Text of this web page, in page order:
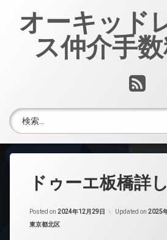
オーキッド
ス仲介手
RSS
検索:
ドゥーエ板橋詳
Posted on 2024年12月29日 Updated on 2025
カテゴリー:
東京都北区